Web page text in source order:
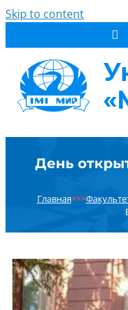
Skip to content
СТУДЕНТУ
НОВОСТИ
РЕЗУЛЬТАТ
День
Главная×××